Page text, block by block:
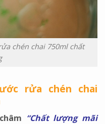
chén chai 750ml chất
rửa chén chai
“Chất lượng mãi